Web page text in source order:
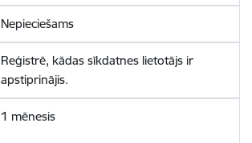
Nepieciešams
Reģistrē, kādas sīkdatnes lietotājs ir
apstiprinājis.
1 mēnesis